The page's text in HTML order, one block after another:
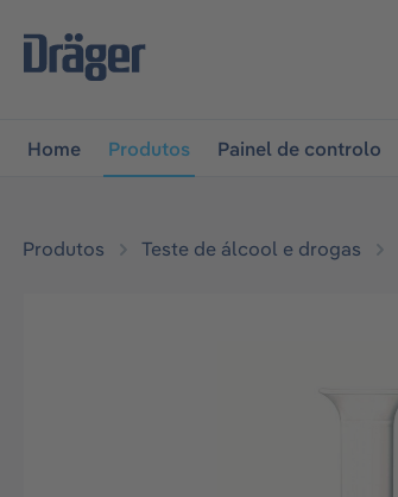
a navegação principal
Home Produtos Painel de controlo
Produtos Teste de álcool e drogas